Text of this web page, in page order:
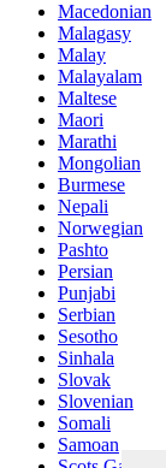
Macedonian
Malagasy
Malay
Malayalam
Maltese
Maori
Marathi
Mongolian
Burmese
Nepali
Norwegian
Pashto
Persian
Punjabi
Serbian
Sesotho
Sinhala
Slovak
Slovenian
Somali
Samoan